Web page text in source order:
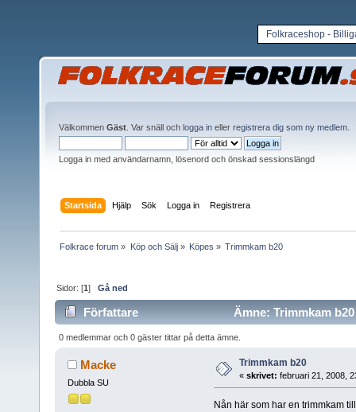
Folkraceshop -
Välkommen Gäst . Var snäll och logga in eller registrera dig som ny medlem
Logga in med användarnamn, lösenord och önskad sessionslängd
Startsida Hjälp Sök Logga in Registrera
Folkrace forum » Köp och Sälj» Köpes » Trimmkam b20
Sidor: [1]Gå ned
Författare Ämne: Trimmkam
0 medlemmar och 0 gäster tittar på detta ämne.
Macke
Dubbla SU
Trimmkam b20
« skrivet: februari 21, 2008,
Nån här som har en trimmkam